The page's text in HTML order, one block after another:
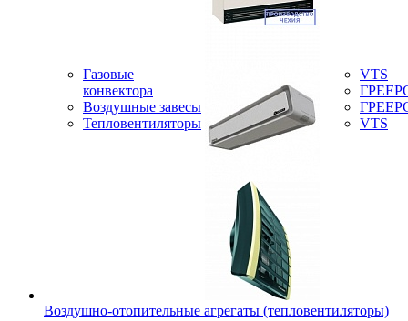
Газовые
конвектора
Воздушные завесы
Тепловентиляторы
VTS
VTS
Воздушно-отопительные агрегаты (тепловентиляторы)